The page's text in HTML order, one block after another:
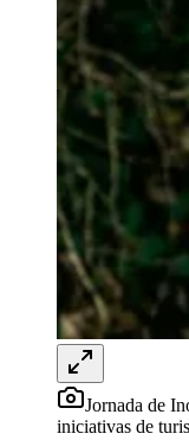
Cidades da Região
Santana de Parnaíba
do Bom Jesus
Francisco Morato
Para Sua Empresa
Anuncie
Guia de
Vagas na Região
Hub de Negócios
Guia Comercial
Selo Verificado
Portal Educacional
Agenda de
Vagas de
Concursos
Panorama Econômico
Panorama
Jornada de
iniciativas de